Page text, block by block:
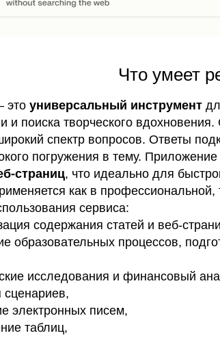
Что умеет
это универсальный инструмент
и поиска творческого
спектр вопросов. Ответы
погружения в тему.
страниц, что идеально для
как в
сервиса:
содержания статей и веб-
образовательных процессов,
исследования и финансовый
сценариев,
электронных писем,
таблиц,